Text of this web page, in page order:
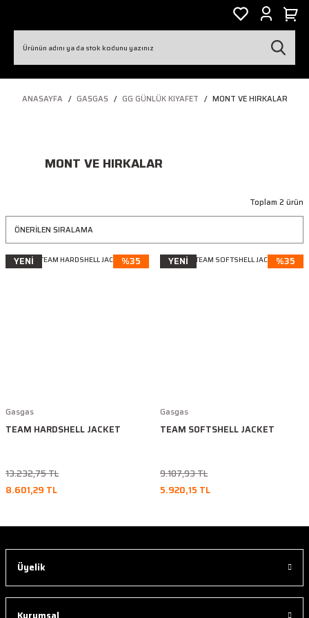
ANASAYFA GASGAS GG GÜNLÜK KIYAFET MONT VE HIRKALAR
MONT VE HIRKALAR
Toplam 2 ürün
YENİ %35
Gasgas
TEAM HARDSHELL JACKET
13.232,75 TL
8.601,29 TL
YENİ %35
Gasgas
TEAM SOFTSHELL JACKET
9.107,93 TL
5.920,15 TL
Üyelik